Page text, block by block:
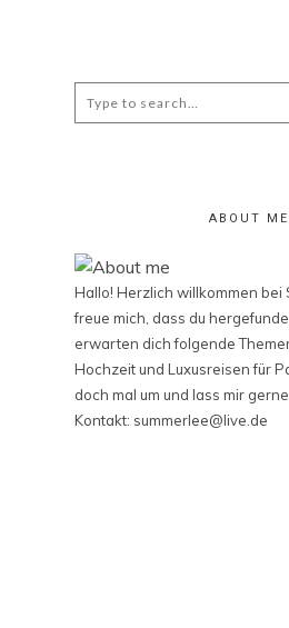
for:
ABOUT ME
Hallo! Herzlich willkommen bei
freue mich, dass du
erwarten dich folgende
Hochzeit und Luxusreisen für
doch mal um und lass mir
Kontakt: summerlee@live.de